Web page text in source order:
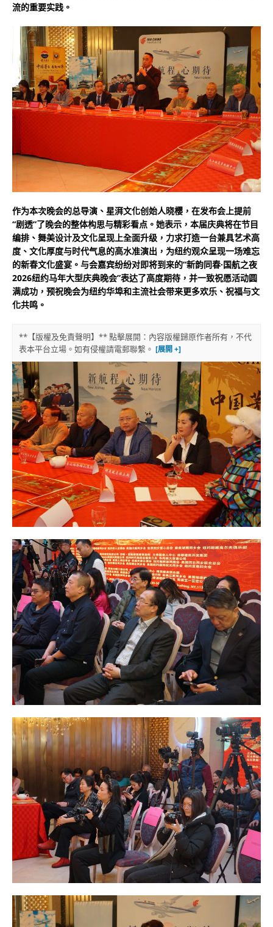
流的重要实践。
作为本次晚会的总导演、星湃文化创始人晓樱，在发布会上提前
“剧透”了晚会的整体构思与精彩看点。她表示，本届庆典将在节目
编排、舞美设计及文化呈现上全面升级，力求打造一台兼具艺术高
度、文化厚度与时代气息的高水准演出，为纽约观众呈现一场难忘
的新春文化盛宴。与会嘉宾纷纷对即将到来的“新韵同春·国航之夜
2026纽约马年大型庆典晚会”表达了高度期待，并一致祝愿活动圆
满成功，预祝晚会为纽约华埠和主流社会带来更多欢乐、祝福与文
化共鸣。
**【版權及免責聲明】** 點擊展開：內容版權歸原作者所有，不代
表本平台立場。如有侵權請電郵聯繫。